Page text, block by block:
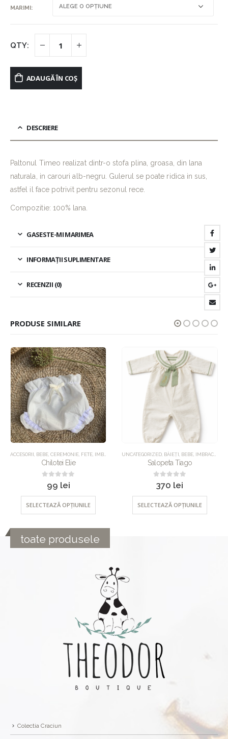
MARIMI
ADAUGĂ ÎN COȘ
DESCRIERE
Paltonul Timeo realizat dintr-o stofa plina, groasa, din lana
naturala, in carouri alb-negru. Gulerul se poate ridica in sus,
astfel il face potrivit pentru sezonul rece.
Compozitie: 100% lana.
GASESTE-MI MARIMEA
INFORMAȚII SUPLIMENTARE
RECENZII (0)
PRODUSE SIMILARE
ACCESORII , BEBE, CEREMONIE, FETE, IMBRACAMINTE ,UNCATEGORIZED
Chilotei Elie
out of 5
99 lei
SELECTEAZĂ OPȚIUNILE
UNCATEGORIZED, BĂIEȚI , BEBE, IMBRACAMINTE
Salopeta Tiago
out of 5
370 lei
SELECTEAZĂ OPȚIUNILE
toate produsele
Colectia Craciun